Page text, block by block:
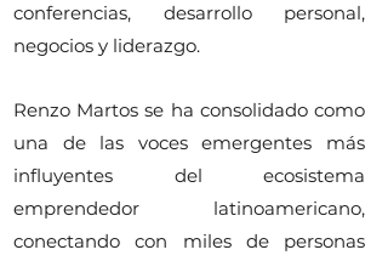
conferencias, desarrollo personal,
negocios y liderazgo.
Renzo Martos se ha consolidado como
una de las voces emergentes más
influyentes del ecosistema
emprendedor latinoamericano,
conectando con miles de personas